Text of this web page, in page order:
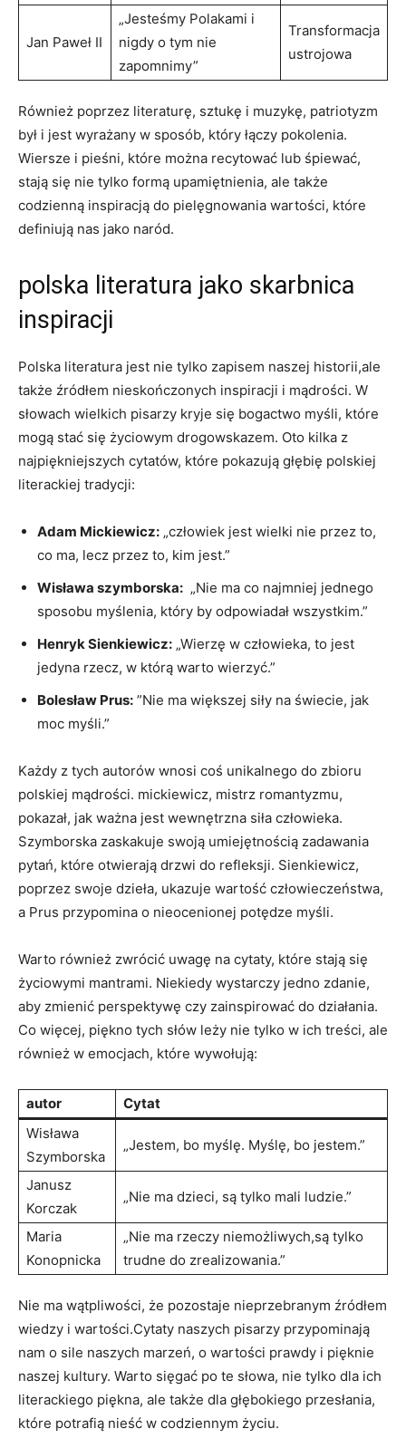
Jan Paweł II
„Jesteśmy ⁤Polakami i
nigdy o⁤ tym nie
zapomnimy”
Transformacja
ustrojowa
Również poprzez‌ literaturę, ‍sztukę i muzykę, patriotyzm
był i jest wyrażany ⁤w⁢ sposób, który łączy pokolenia.
Wiersze⁣ i pieśni, które⁢ można‍ recytować lub ​śpiewać,
stają się nie tylko ‌formą upamiętnienia, ale także
codzienną inspiracją ​do pielęgnowania wartości, które
definiują nas jako naród.
polska‌ literatura jako skarbnica
inspiracji
Polska literatura ‌jest⁢ nie tylko zapisem naszej historii,ale
także źródłem nieskończonych inspiracji i‍ mądrości. W
słowach wielkich pisarzy ⁢kryje się‌ bogactwo myśli,⁢ które
mogą stać się życiowym drogowskazem. Oto‍ kilka z
najpiękniejszych ⁢cytatów,‍ które pokazują głębię ‍polskiej​
literackiej tradycji:
Adam Mickiewicz: „człowiek jest wielki nie przez to,
co ma, lecz przez to, ‌kim ⁣jest.”
Wisława szymborska: ‍ „Nie ma ⁣co najmniej jednego
sposobu‌ myślenia, ​który by​ odpowiadał‌ wszystkim.”
Henryk Sienkiewicz: „Wierzę w człowieka, ⁢to jest
jedyna rzecz, w którą warto​ wierzyć.”
Bolesław ⁢Prus: ​”Nie ma ​większej siły na świecie, jak
moc ⁢myśli.”
Każdy z tych autorów wnosi ⁣coś ⁢unikalnego do zbioru
polskiej mądrości. ⁣mickiewicz, mistrz romantyzmu,
pokazał, jak ważna jest wewnętrzna siła człowieka.
Szymborska zaskakuje swoją umiejętnością zadawania
pytań, które otwierają drzwi do refleksji. Sienkiewicz,
poprzez swoje dzieła, ukazuje wartość człowieczeństwa,
⁢a Prus przypomina o nieocenionej potędze ⁤myśli.
Warto ‍również zwrócić uwagę‌ na cytaty, które stają się
życiowymi ​mantrami.‌ Niekiedy wystarczy jedno zdanie,
aby zmienić perspektywę czy zainspirować ‌do⁢ działania.
Co więcej, piękno ⁤tych słów leży nie ‌tylko w ich treści, ale
również w emocjach, które wywołują:
autor
Cytat
Wisława
Szymborska
„Jestem, bo ​myślę. Myślę, bo jestem.”
Janusz
Korczak
„Nie ma dzieci, są tylko ‌mali ludzie.”
Maria
Konopnicka
„Nie ma rzeczy niemożliwych,są tylko
trudne ‍do zrealizowania.”
Nie ma wątpliwości, ​że pozostaje nieprzebranym⁤ źródłem
wiedzy i ​wartości.Cytaty naszych pisarzy ‌przypominają
nam o sile naszych marzeń, o⁣ wartości​ prawdy i pięknie
naszej kultury. Warto sięgać po te słowa, nie tylko ​dla ich
literackiego piękna, ale ⁢także ⁤dla głębokiego⁣ przesłania,⁣
które potrafią nieść w​ codziennym życiu.